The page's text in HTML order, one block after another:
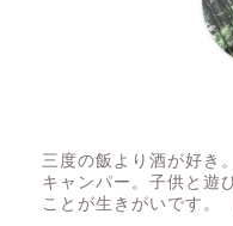
三度の飯より酒が好き
キャンパー。子供と遊
ことが生きがいです。